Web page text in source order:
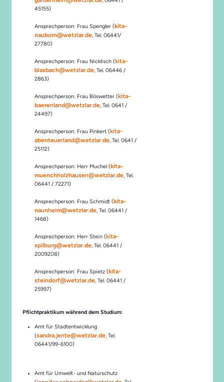
45155)
Ansprechperson: Frau Spengler (kita-
nauborn@wetzlar.de, Tel. 06441/
27780)
Ansprechperson: Frau Nicklisch (kita-
blasbach@wetzlar.de, Tel. 06446 /
2863)
Ansprechperson: Frau Böswetter (kita-
baerenland@wetzlar.de, Tel. 0641 /
24497)
Ansprechperson: Frau Pinkert (kita-
abenteuerland@wetzlar.de, Tel. 0641 /
25112)
Ansprechperson: Herr Muchel (kita-
muenchholzhausen@wetzlar.de, Tel.
06441 / 72271)
Ansprechperson: Frau Schmidt (kita-
naunheim@wetzlar.de, Tel. 06441 /
1468)
Ansprechperson: Herr Stein (kita-
spilburg@wetzlar.de, Tel. 06441 /
2009208)
Ansprechperson: Frau Spietz (kita-
steindorf@wetzlar.de, Tel. 06441 /
25997)
Pflichtpraktikum während dem Studium:
Amt für Stadtentwicklung
(sandra.jente@wetzlar.de, Tel.
06441/99-6100)
Amt für Umwelt- und Naturschutz